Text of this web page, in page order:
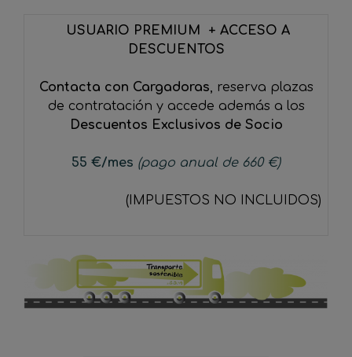
USUARIO PREMIUM + ACCESO A
DESCUENTOS
Contacta con Cargadoras, reserva plazas
de contratación y accede además a los
Descuentos Exclusivos de Socio
55 €/mes (pago anual de 660 €)
(IMPUESTOS NO INCLUIDOS)